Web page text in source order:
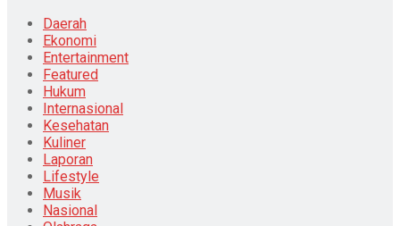
Daerah
Ekonomi
Entertainment
Featured
Hukum
Internasional
Kesehatan
Kuliner
Laporan
Lifestyle
Musik
Nasional